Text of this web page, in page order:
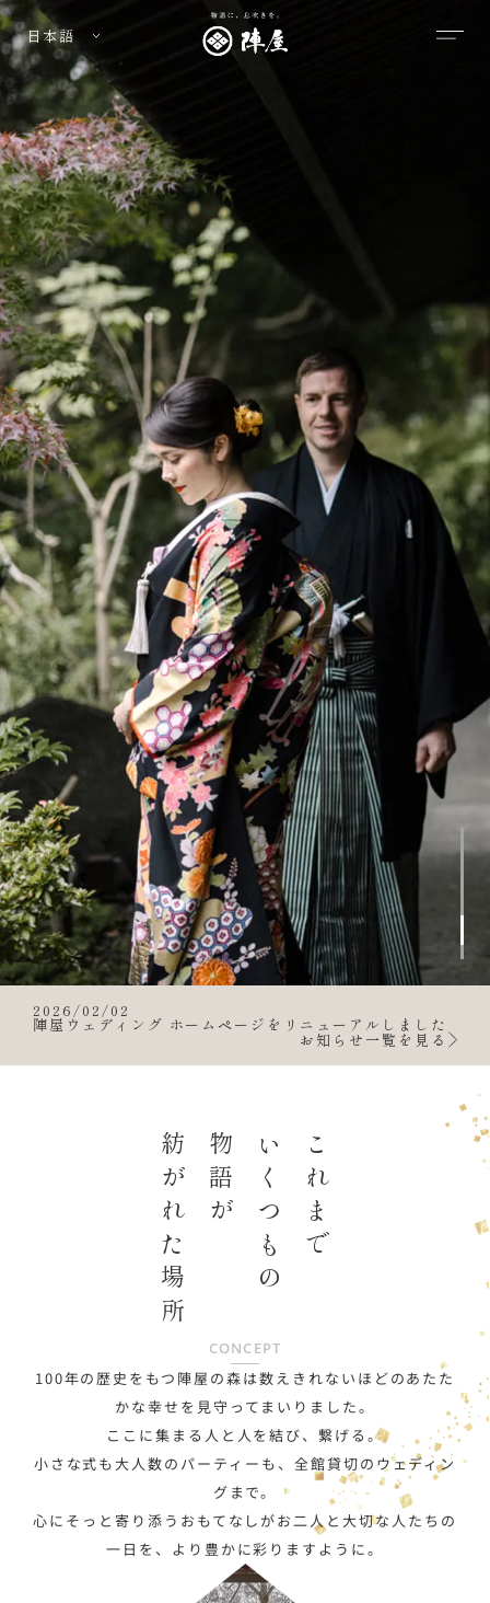
2026/02/02
陣屋ウェディング ホームページをリニューアルしました
お知らせ一覧を見る
これまで
いくつもの
物語が
紡がれた場所
CONCEPT
100年の歴史をもつ陣屋の森は数えきれないほどのあたた
かな幸せを見守ってまいりました。
ここに集まる人と人を結び、繋げる。
小さな式も大人数のパーティーも、全館貸切のウェディン
グまで。
心にそっと寄り添うおもてなしがお二人と大切な人たちの
一日を、より豊かに彩りますように。